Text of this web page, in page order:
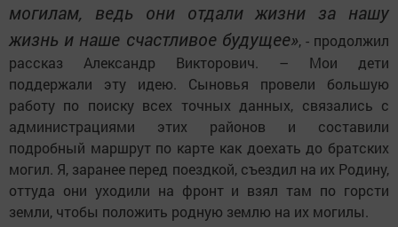
могилам, ведь они отдали жизни за нашу
жизнь и наше счастливое будущее», - продолжил
рассказ Александр Викторович. – Мои дети
поддержали эту идею. Сыновья провели большую
работу по поиску всех точных данных, связались с
администрациями этих районов и составили
подробный маршрут по карте как доехать до братских
могил. Я, заранее перед поездкой, съездил на их Родину,
оттуда они уходили на фронт и взял там по горсти
земли, чтобы положить родную землю на их могилы.